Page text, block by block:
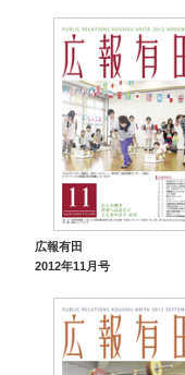
広報有田
2012年11月号